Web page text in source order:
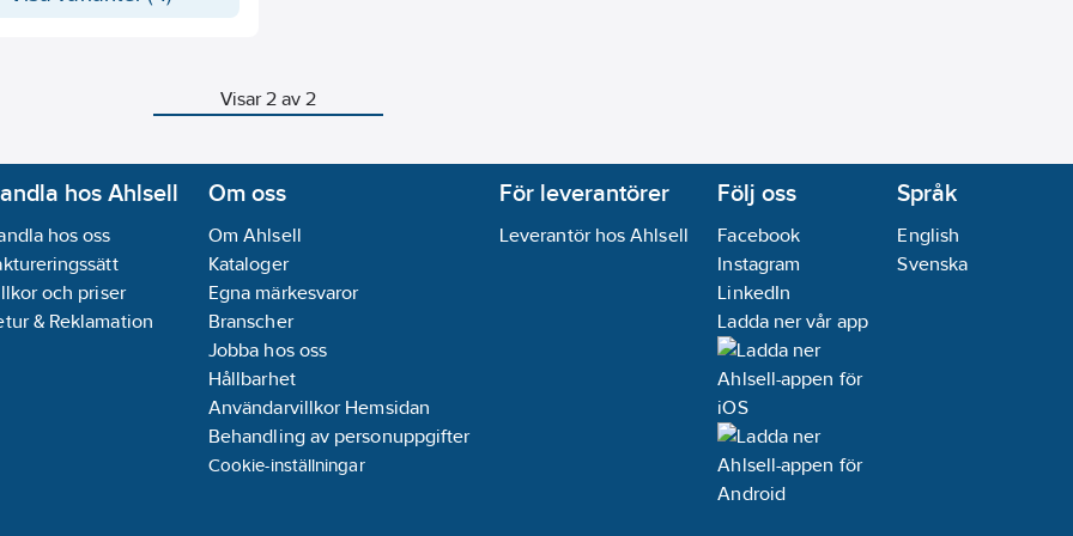
De har en C-
och våtmålade i grått (RAL
minst 30 μm tjocklek för
PN16.
rören är bedömda av
Visar 2 av 2
hos Ahlsell
hos oss
och priser
& Reklamation
Om oss
Om Ahlsell
Kataloger
Egna märkesvaror
Branscher
Jobba hos oss
Hållbarhet
Användarvillkor Hemsidan
Behandling av personuppgifter
Cookie-inställningar
För leverantörer
Leverantör hos Ahlsell
Följ oss
Facebook
Instagram
LinkedIn
Ladda ner vår app
Språk
English
Svenska